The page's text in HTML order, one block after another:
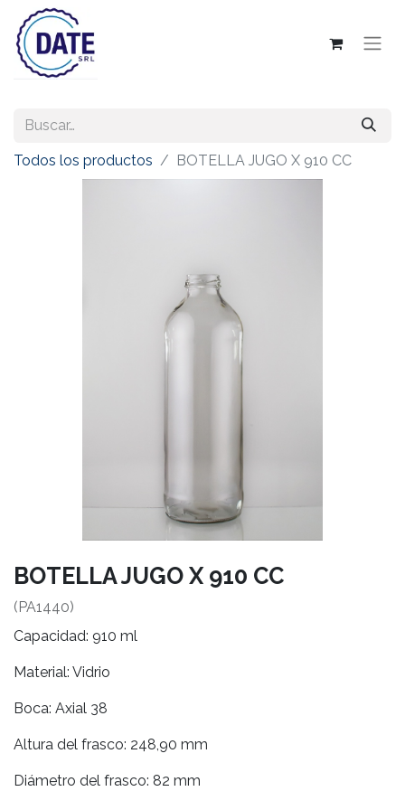
Todos los productos BOTELLA JUGO X 910 CC
BOTELLA JUGO X 910 CC
(PA1440)
Capacidad: 910 ml
Material: Vidrio
Boca: Axial 38
Altura del frasco: 248,90 mm
Diámetro del frasco: 82 mm